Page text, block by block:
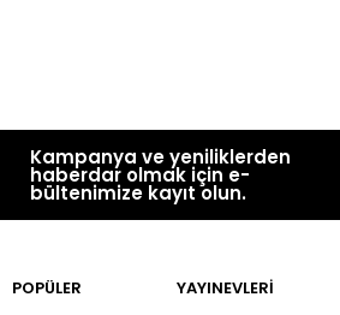
Kampanya ve yeniliklerden
haberdar olmak için e-
bültenimize kayıt olun.
POPÜLER YAYINEVLERİ